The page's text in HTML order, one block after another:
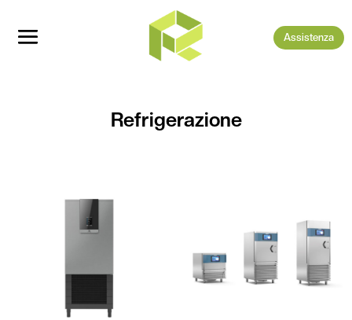
Assistenza
Refrigerazione